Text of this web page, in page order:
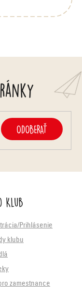
ODOBERAŤ
Klub
Prihlásenie
klubu
zamestnance